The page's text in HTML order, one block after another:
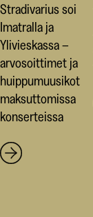
Stradivarius soi
Imatralla ja
Ylivieskassa –
arvosoittimet ja
huippumuusikot
maksuttomissa
konserteissa